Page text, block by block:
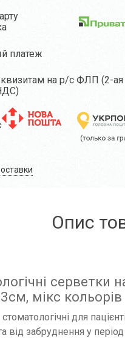
платеж
на р/с ФЛП (2-ая
Опис
серветки
мікс кольорів
для
від забруднення у